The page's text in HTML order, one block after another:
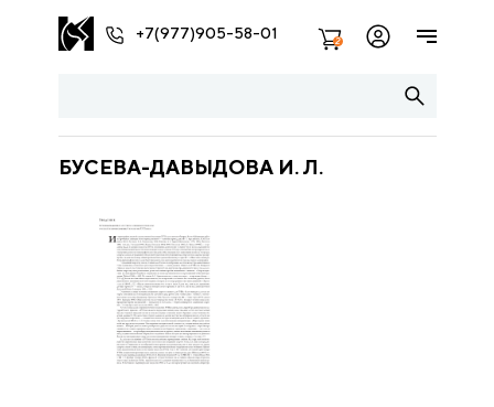
+7(977)905-58-01 2
БУСЕВА-ДАВЫДОВА И. Л.